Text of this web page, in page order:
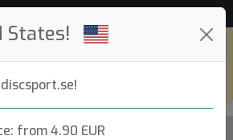
States!
from 4.90 EUR
discsport.com